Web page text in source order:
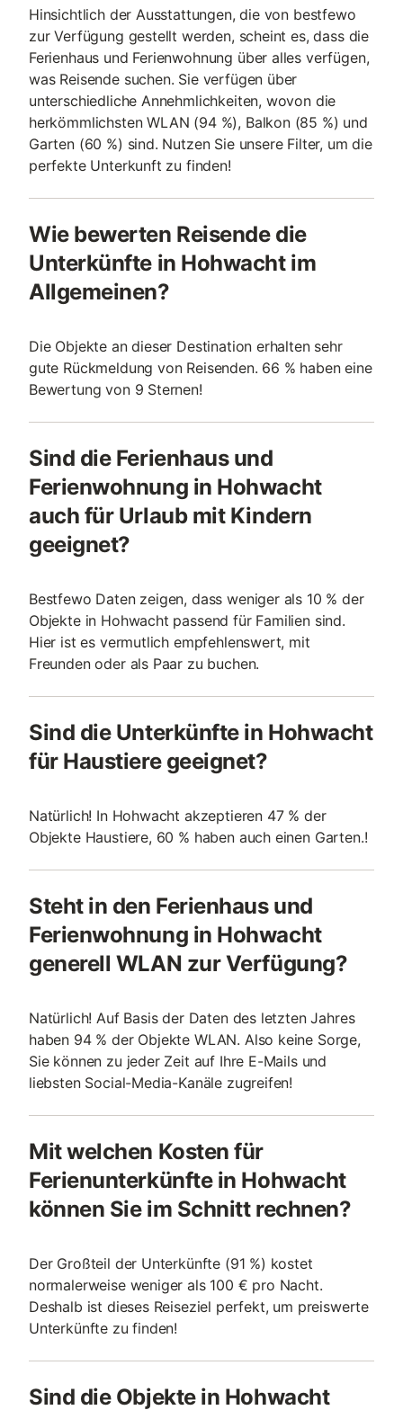
Hinsichtlich der Ausstattungen, die von bestfewo
zur Verfügung gestellt werden, scheint es, dass die
Ferienhaus und Ferienwohnung über alles verfügen,
was Reisende suchen. Sie verfügen über
unterschiedliche Annehmlichkeiten, wovon die
herkömmlichsten WLAN (94 %), Balkon (85 %) und
Garten (60 %) sind. Nutzen Sie unsere Filter, um die
perfekte Unterkunft zu finden!
Wie bewerten Reisende die
Unterkünfte in Hohwacht im
Allgemeinen?
Die Objekte an dieser Destination erhalten sehr
gute Rückmeldung von Reisenden. 66 % haben eine
Bewertung von 9 Sternen!
Sind die Ferienhaus und
Ferienwohnung in Hohwacht
auch für Urlaub mit Kindern
geeignet?
Bestfewo Daten zeigen, dass weniger als 10 % der
Objekte in Hohwacht passend für Familien sind.
Hier ist es vermutlich empfehlenswert, mit
Freunden oder als Paar zu buchen.
Sind die Unterkünfte in Hohwacht
für Haustiere geeignet?
Natürlich! In Hohwacht akzeptieren 47 % der
Objekte Haustiere, 60 % haben auch einen Garten.!
Steht in den Ferienhaus und
Ferienwohnung in Hohwacht
generell WLAN zur Verfügung?
Natürlich! Auf Basis der Daten des letzten Jahres
haben 94 % der Objekte WLAN. Also keine Sorge,
Sie können zu jeder Zeit auf Ihre E-Mails und
liebsten Social-Media-Kanäle zugreifen!
Mit welchen Kosten für
Ferienunterkünfte in Hohwacht
können Sie im Schnitt rechnen?
Der Großteil der Unterkünfte (91 %) kostet
normalerweise weniger als 100 € pro Nacht.
Deshalb ist dieses Reiseziel perfekt, um preiswerte
Unterkünfte zu finden!
Sind die Objekte in Hohwacht